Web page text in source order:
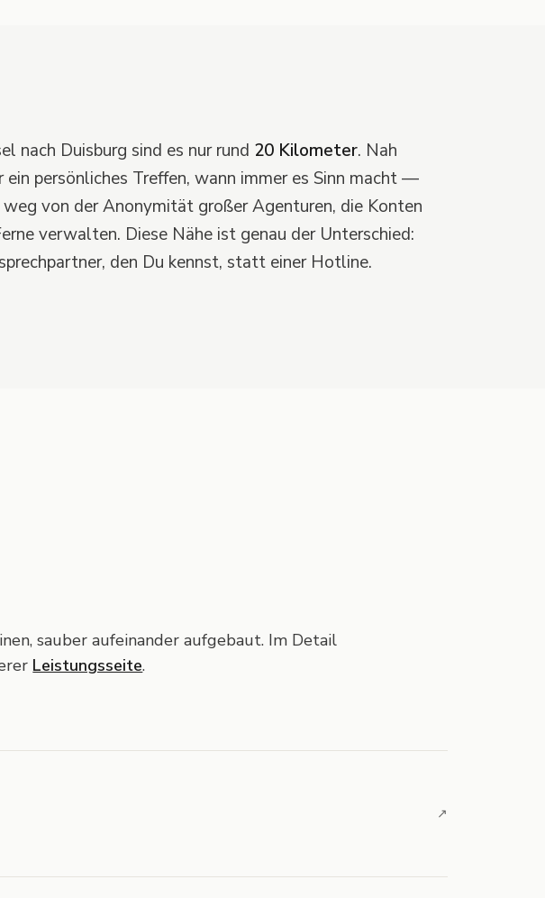
nach Duisburg sind es nur rund 20 Kilometer. Nah
ein persönliches Treffen, wann immer es Sinn macht —
von der Anonymität großer Agenturen, die Konten
verwalten. Diese Nähe ist genau der Unterschied:
den Du kennst, statt einer Hotline.
sauber aufeinander aufgebaut. Im Detail
Leistungsseite.
↗